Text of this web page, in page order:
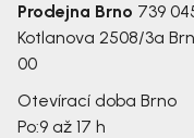
Prodejna Brno 739
Kotlanova 2508/3a
00
Otevírací doba Brno
Po:9 až 17 h